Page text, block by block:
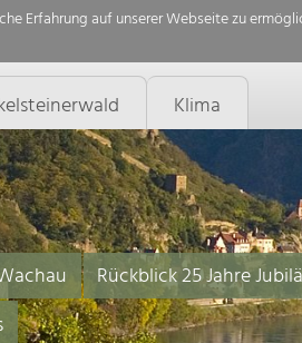
Erfahrung auf unserer Webseite zu
Klima
Rückblick 25 Jahre